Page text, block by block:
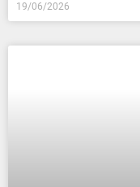
19/06/2026